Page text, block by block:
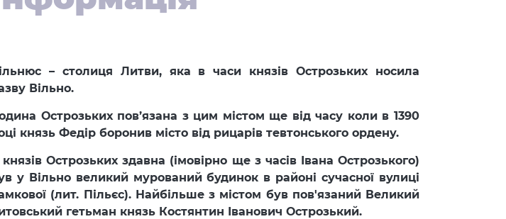
– столиця Литви, яка в часи князів Острозьких носила
Вільно.
Острозьких пов’язана з цим містом ще від часу коли в 1390
князь Федір боронив місто від рицарів тевтонського ордену.
Острозьких здавна (імовірно ще з часів Івана Острозького)
у Вільно великий мурований будинок в районі сучасної вулиці
(лит. Пільєс). Найбільше з містом був пов'язаний Великий
гетьман князь Костянтин Іванович Острозький.